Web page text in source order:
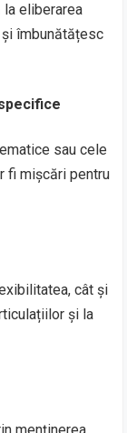
la eliberarea
îmbunătățesc
sau cele
fi mișcări pentru
cât și
și la